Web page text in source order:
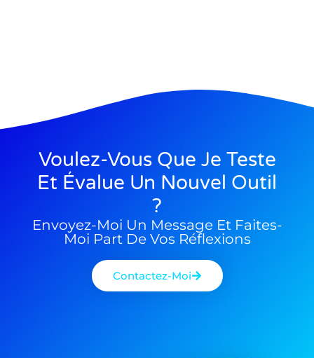
Voulez-Vous Que Je Teste
Et Évalue Un Nouvel Outil
?
Envoyez-Moi Un Message Et Faites-
Moi Part De Vos Réflexions
Contactez-Moi